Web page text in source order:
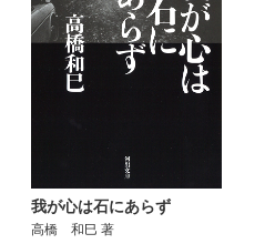
我が心は石にあらず
高橋 和巳 著